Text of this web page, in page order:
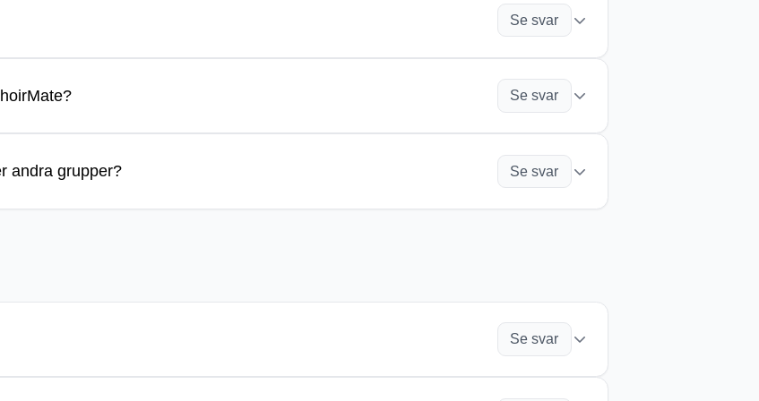
surfplatta för att ta fram pianot i ChoirMate-appen. Pianot är perfekt för att
som ingår i en grupp- eller individuell prenumeration.
Se svar
kan du spela upp ljudfiler och läsa noter offline. Allt du behöver göra är att
du är ansluten till internet, så laddas resurserna ner och är redo nästa gång.
Se svar
ingår i Premium-gruppprenumerationen
. Din kör får en egen webbplats
ut på alla enheter. Kontakta oss på
för att komma igång.
andra grupper? Se svar
kan du märka att vissa formuleringar och funktioner främst är utformade för
Se svar